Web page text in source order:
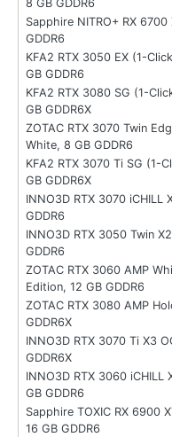
8 GB GDDR6
Sapphire NITRO+ RX 6700
GDDR6
KFA2 RTX 3050 EX (1-
GB GDDR6
KFA2 RTX 3080 SG (1-
GB GDDR6X
ZOTAC RTX 3070 Twin
White, 8 GB GDDR6
KFA2 RTX 3070 Ti SG (1-
GB GDDR6X
INNO3D RTX 3070 iCHILL
GDDR6
INNO3D RTX 3050 Twin
GDDR6
ZOTAC RTX 3060 AMP
Edition, 12 GB GDDR6
ZOTAC RTX 3080 AMP
GDDR6X
INNO3D RTX 3070 Ti X3
GDDR6X
INNO3D RTX 3060 iCHILL
GB GDDR6
Sapphire TOXIC RX 6900
16 GB GDDR6